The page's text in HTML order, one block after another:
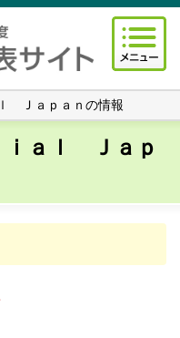
Ｊａｐａｎの情報
ｉａｌ Ｊａｐ